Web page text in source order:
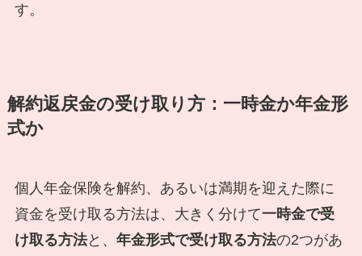
す。
解約返戻金の受け取り方：一時金か年金形
式か
個人年金保険を解約、あるいは満期を迎えた際に
資金を受け取る方法は、大きく分けて一時金で受
け取る方法と、 年金形式で受け取る方法の2つがあ